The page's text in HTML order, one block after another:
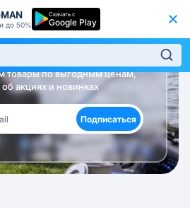
до 50%
Скачать с
Google Play
в курсе!
товары по выгодным ценам,
об акциях и новинках
Подписаться